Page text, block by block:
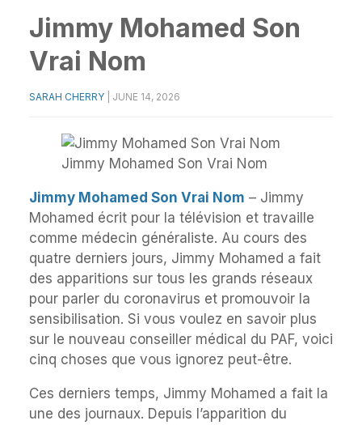
Jimmy Mohamed Son
Vrai Nom
SARAH CHERRY JUNE 14, 2026
Jimmy Mohamed Son Vrai Nom
Jimmy Mohamed Son Vrai Nom – Jimmy
Mohamed écrit pour la télévision et travaille
comme médecin généraliste. Au cours des
quatre derniers jours, Jimmy Mohamed a fait
des apparitions sur tous les grands réseaux
pour parler du coronavirus et promouvoir la
sensibilisation. Si vous voulez en savoir plus
sur le nouveau conseiller médical du PAF, voici
cinq choses que vous ignorez peut-être.
Ces derniers temps, Jimmy Mohamed a fait la
une des journaux. Depuis l’apparition du